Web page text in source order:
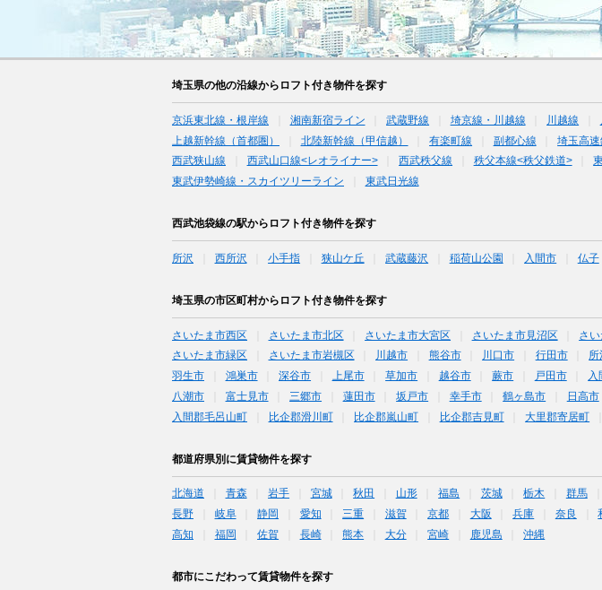
埼玉県の他の沿線からロフト付き物件を探す
京浜東北線・根岸線 湘南新宿ライン 武蔵野線 埼京線・川越線 川越線
上越新幹線（首都圏）
北陸新幹線（甲信越） 有楽町線 副都心線 埼玉高速
西武狭山線
西武山口線<レオライナー> 西武秩父線 秩父本線<秩父鉄道>
東武伊勢崎線・スカイツリーライン
東武日光線
西武池袋線の駅からロフト付き物件を探す
所沢 西所沢 小手指 狭山ケ丘 武蔵藤沢 稲荷山公園 入間市 仏子
埼玉県の市区町村からロフト付き物件を探す
さいたま市西区 さいたま市北区 さいたま市大宮区 さいたま市見沼区 さ
さいたま市緑区
さいたま市岩槻区 川越市 熊谷市 川口市 行田市 所
羽生市
鴻巣市 深谷市 上尾市 草加市 越谷市 蕨市 戸田市 入
八潮市
富士見市 三郷市 蓮田市 坂戸市 幸手市 鶴ヶ島市 日高市
入間郡毛呂山町
比企郡滑川町 比企郡嵐山町 比企郡吉見町 大里郡寄居町
都道府県別に賃貸物件を探す
北海道 青森 岩手 宮城 秋田 山形 福島 茨城 栃木 群馬
長野
岐阜 静岡 愛知 三重 滋賀 京都 大阪 兵庫 奈良
高知
福岡 佐賀 長崎 熊本 大分 宮崎 鹿児島 沖縄
都市にこだわって賃貸物件を探す